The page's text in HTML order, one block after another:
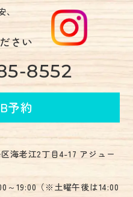
さい
8552
予約
海老江2丁目4-17 アジュー
～19:00（※土曜午後は14:00